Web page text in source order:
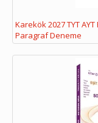
Karekök 2027 TYT
Paragraf Deneme